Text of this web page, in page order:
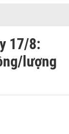
17/8:
lượng